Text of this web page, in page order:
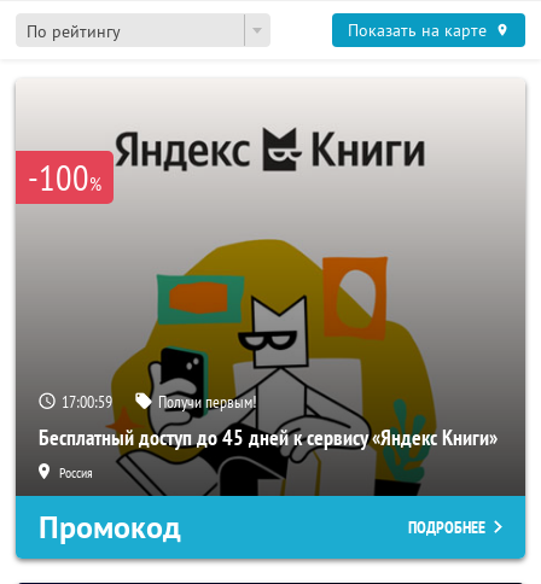
По рейтингу Показать на карте
-100%
17:00:58 Получи первым!
Бесплатный доступ до 45 дней к сервису «Яндекс Книги»
Россия
Промокод ПОДРОБНЕЕ